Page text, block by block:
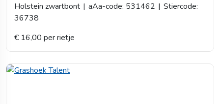
Holstein zwartbont | aAa-code: 531462 | Stiercode:
36738
€ 16,00 per rietje